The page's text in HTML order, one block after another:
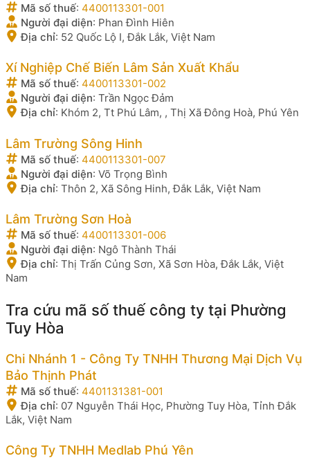
Mã số thuế: 4400113301-001
Người đại diện: Phan Đình Hiên
Địa chỉ: 52 Quốc Lộ I, Đắk Lắk, Việt Nam
Xí Nghiệp Chế Biến Lâm Sản Xuất Khẩu
Mã số thuế: 4400113301-002
Người đại diện: Trần Ngọc Đảm
Địa chỉ: Khóm 2, Tt Phú Lâm, , Thị Xã Đông Hoà, Phú Yên
Lâm Trường Sông Hinh
Mã số thuế: 4400113301-007
Người đại diện: Võ Trọng Bình
Địa chỉ: Thôn 2, Xã Sông Hinh, Đắk Lắk, Việt Nam
Lâm Trường Sơn Hoà
Mã số thuế: 4400113301-006
Người đại diện: Ngô Thành Thái
Địa chỉ: Thị Trấn Củng Sơn, Xã Sơn Hòa, Đắk Lắk, Việt
Nam
Tra cứu mã số thuế công ty tại Phường
Tuy Hòa
Chi Nhánh 1 - Công Ty TNHH Thương Mại Dịch Vụ
Bảo Thịnh Phát
Mã số thuế: 4401131381-001
Địa chỉ: 07 Nguyễn Thái Học, Phường Tuy Hòa, Tỉnh Đắk
Lắk, Việt Nam
Công Ty TNHH Medlab Phú Yên